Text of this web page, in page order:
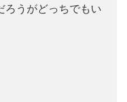
ろうがどっちでもい